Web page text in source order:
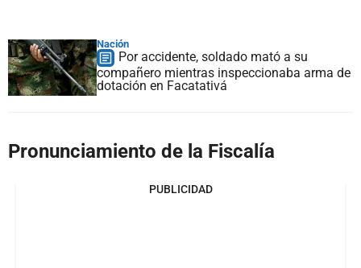
Nación
Por accidente, soldado mató a su
compañero mientras inspeccionaba arma de
dotación en Facatativá
Pronunciamiento de la Fiscalía
PUBLICIDAD